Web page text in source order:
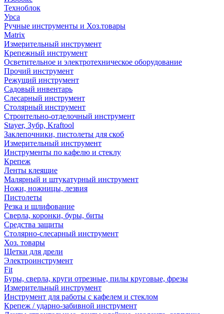
Техноблок
Урса
Ручные инструменты и Хоз.товары
Matrix
Измерительный инструмент
Крепежный инструмент
Осветительное и электротехническое оборудование
Прочий инструмент
Режущий инструмент
Садовый инвентарь
Слесарный инструмент
Столярный инструмент
Строительно-отделочный инструмент
Stayer, Зубр, Kraftool
Заклепочники, пистолеты для скоб
Измерительный инструмент
Инструменты по кафелю и стеклу
Крепеж
Ленты клеящие
Малярный и штукатурный инструмент
Ножи, ножницы, лезвия
Пистолеты
Резка и шлифование
Сверла, коронки, буры, биты
Средства защиты
Столярно-слесарный инструмент
Хоз. товары
Щетки для дрели
Электроинструмент
Fit
Буры, сверла, круги отрезные, пилы круговые, фрезы
Измерительный инструмент
Инструмент для работы с кафелем и стеклом
Крепеж / ударно-забивной инструмент